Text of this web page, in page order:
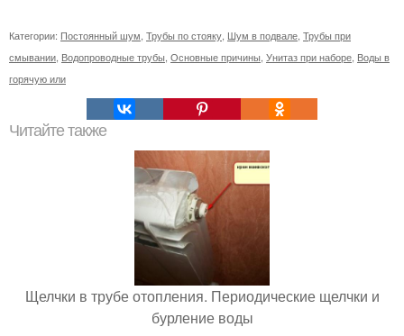
Категории: Постоянный шум Трубы по стояку Шум в подвале Трубы при
смывании Водопроводные трубы Основные причины Унитаз при наборе Воды в
горячую или
Читайте также
Щелчки в трубе отопления. Периодические щелчки и
бурление воды